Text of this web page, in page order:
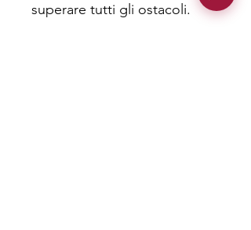
superare tutti gli ostacoli.